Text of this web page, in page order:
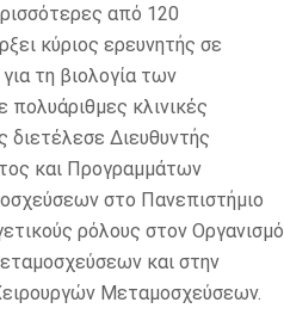
από 120
κύριος ερευνητής σε
τη βιολογία των
κλινικές
Διευθυντής
και Προγραμμάτων
στο Πανεπιστήμιο
ρόλους στον Οργανισμό
και στην
Μεταμοσχεύσεων.